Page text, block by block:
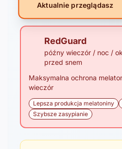
Aktualnie przeglądasz
RedGuard
późny wieczór / noc /
przed snem
Maksymalna ochrona
wieczór
Lepsza produkcja melatoniny
Szybsze zasypianie